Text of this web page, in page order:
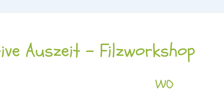
Auszeit – Filzworkshop
WO